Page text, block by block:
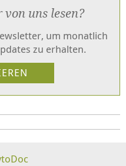
uns lesen?
um monatlich
zu erhalten.